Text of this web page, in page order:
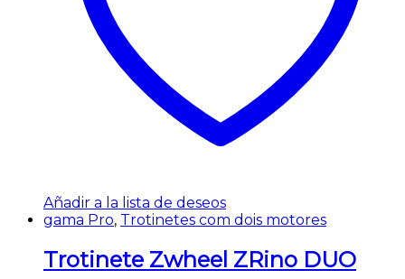
Añadir a la lista de deseos
gama Pro, Trotinetes com dois motores
Trotinete Zwheel ZRino DUO